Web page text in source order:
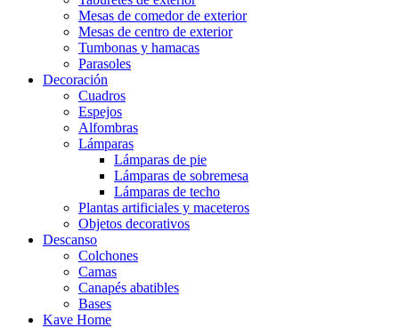
Mesas de comedor de exterior
Mesas de centro de exterior
Tumbonas y hamacas
Parasoles
Decoración
Cuadros
Espejos
Alfombras
Lámparas
Lámparas de pie
Lámparas de sobremesa
Lámparas de techo
Plantas artificiales y maceteros
Objetos decorativos
Descanso
Colchones
Camas
Canapés abatibles
Bases
Kave Home